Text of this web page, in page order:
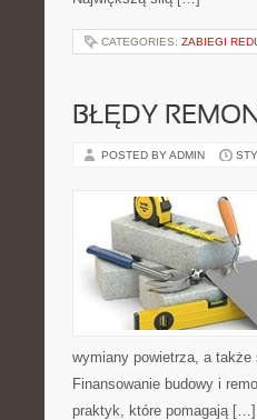
CATEGORIES: ZABIEGI
BŁĘDY
POSTED BY ADMIN
wymiany powietrza, a także
Finansowanie budowy i
praktyk, które pomagają […]